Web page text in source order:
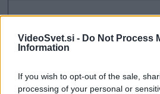
VideoSvet.si - Do Not Process
Information
If you wish to opt-out of the sale,
processing of your personal or